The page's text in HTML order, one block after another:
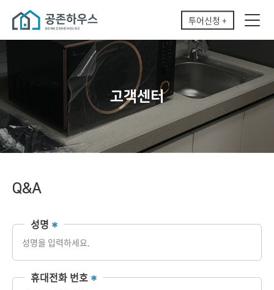
투어신청 +
고객센터
Q&A
성명
휴대전화 번호